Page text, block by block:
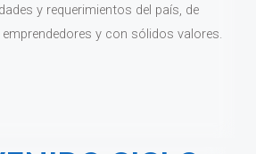
y requerimientos del país, de
y con sólidos valores.